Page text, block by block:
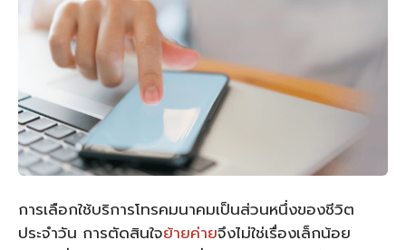
การเลือกใช้บริการโทรคมนาคมเป็นส่วนหนึ่งของชีวิต
ประจำวัน การตัดสินใจย้ายค่ายจึงไม่ใช่เรื่องเล็กน้อย